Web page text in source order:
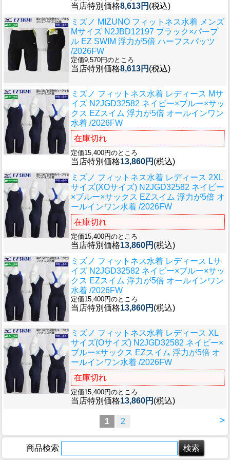
当店特別価格8,613円 (税込)
ミズノ MIZUNO フィットネス水着 メンズ
Mサイズ N2JBD12197 ブラック×パープ
ル EZ SWIM 浮力が5倍 ハーフスパッツ
/2026FW
定価9,570円のところ
当店特別価格8,613円 (税込)
ミズノ フィットネス水着 レディース Mサ
イズ N2JGD32582 ネイビー×ブルー×サッ
クス EZスイム 浮力が5倍 オールインワン
水着 /2026FW
在庫切れ
定価15,400円のところ
当店特別価格13,860円 (税込)
ミズノ フィットネス水着 レディース 2XL
サイズ(XOサイズ) N2JGD32582 ネイビー
×ブルー×サックス EZスイム 浮力が5倍 オ
ールインワン水着 /2026FW
在庫切れ
定価15,400円のところ
当店特別価格13,860円 (税込)
ミズノ フィットネス水着 レディース Lサ
イズ N2JGD32582 ネイビー×ブルー×サッ
クス EZスイム 浮力が5倍 オールインワン
水着 /2026FW
定価15,400円のところ
当店特別価格13,860円 (税込)
ミズノ フィットネス水着 レディース XL
サイズ(Oサイズ) N2JGD32582 ネイビー×
ブルー×サックス EZスイム 浮力が5倍 オ
ールインワン水着 /2026FW
在庫切れ
定価15,400円のところ
当店特別価格13,860円 (税込)
>
1 2
商品検索